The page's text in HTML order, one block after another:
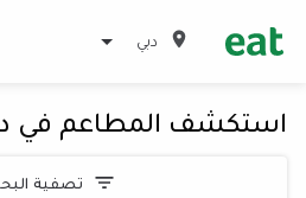
دبي
استكشف المطاعم في
تصفية